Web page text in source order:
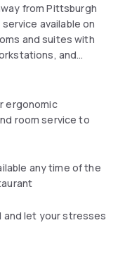
from Pittsburgh
available on
and suites with
and
Head
table cuisine, and
Stock up on
out at our 24-
near PIT at the
ergonomic
room service to
any time of the
and let your stresses